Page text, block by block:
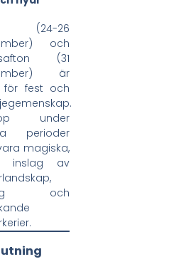
(24-26
och
(31
är
för fest och
under
perioder
magiska,
inslag av
och